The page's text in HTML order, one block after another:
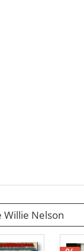
Nelson